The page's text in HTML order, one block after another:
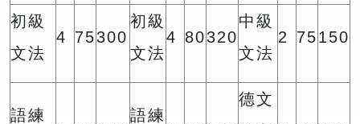
初級
文法
4 75300
初級
文法
4 80320
中級
文法
2 75150
語練
語練
德文